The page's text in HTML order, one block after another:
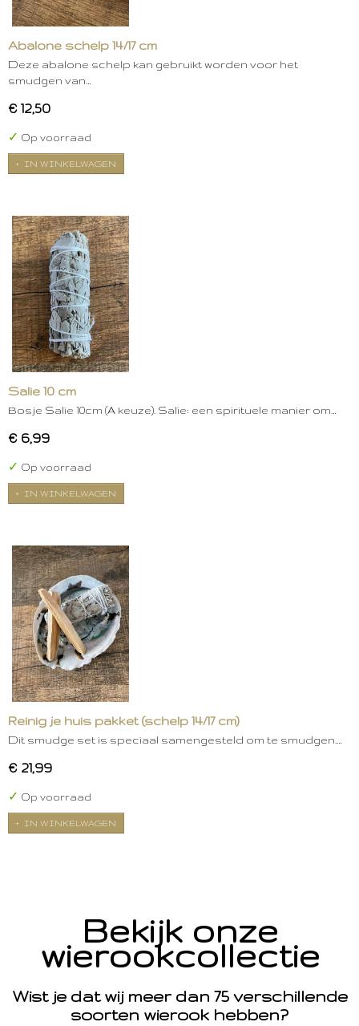
Abalone schelp 14/17 cm
Deze abalone schelp kan gebruikt worden voor het
smudgen van…
€ 12,50
✓ Op voorraad
IN WINKELWAGEN
Salie 10 cm
Bosje Salie 10cm (A keuze). Salie: een spirituele manier om…
€ 6,99
✓ Op voorraad
IN WINKELWAGEN
Reinig je huis pakket (schelp 14/17 cm)
Dit smudge set is speciaal samengesteld om te smudgen.…
€ 21,99
✓ Op voorraad
IN WINKELWAGEN
Bekijk onze
wierookcollectie
Wist je dat wij meer dan 75 verschillende
soorten wierook hebben?